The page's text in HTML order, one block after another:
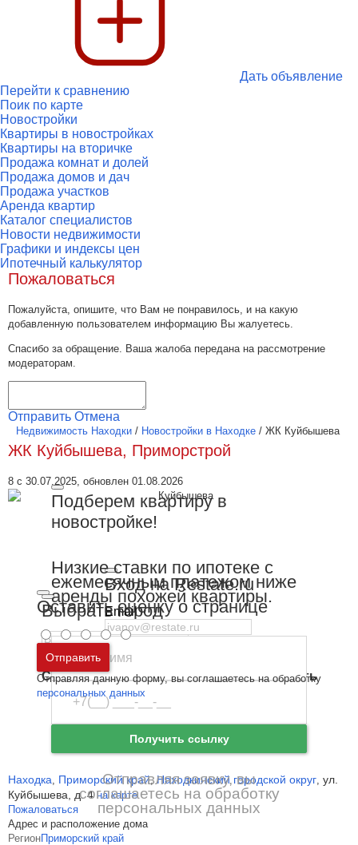
Дать объявление
Перейти к сравнению
Поик по карте
Новостройки
Квартиры в новостройках
Квартиры на вторичке
Продажа комнат и долей
Продажа домов и дач
Продажа участков
Аренда квартир
Каталог специалистов
Новости недвижимости
Графики и индексы цен
Ипотечный калькулятор
Выбрать город
Москва и
Московская область
Санкт-Петербург иЛенинградская область
Вход на Restate.ru
Email
Пароль
Войти Забыли пароль
Ещё нет аккаунта?
Зарегистрироваться
Пожаловаться
Пожалуйста, опишите, что Вам не понравилось, и на какую
добавленную пользователем информацию Вы жалуетесь.
Спасибо за обращение. Ваша жалоба передана на рассмотрение
модераторам.
Отправить Отмена
Недвижимость Находки / Новостройки в Находке / ЖК Куйбышева
ЖК Куйбышева, Приморстрой
8 с 30.07.2025, обновлен 01.08.2026
Находка, Приморский край,Находкинский городской округ, ул.
Куйбышева, д. 4 на карте
Пожаловаться
Адрес и расположение дома
РегионПриморский край
Подберем квартиру в
новостройке!
Низкие ставки по ипотеке с
ежемесячным платежом ниже
аренды похожей квартиры.
Получить ссылку
Отправляя заявку, вы
соглашаетесь на обработку
персональных данных
Оставить оценку о странице
Отправить
Отправляя данную форму, вы соглашаетесь на обработку
персональных данных